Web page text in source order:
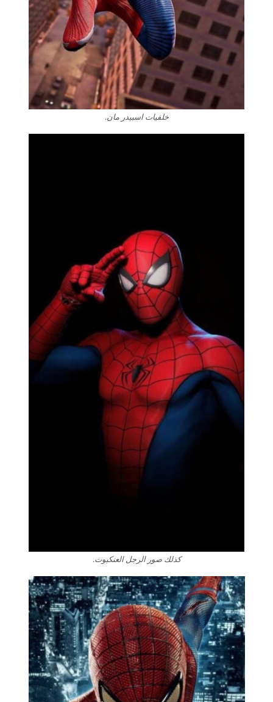
خلفيات اسبيدر مان.
كذلك صور الرجل العنكبوت.